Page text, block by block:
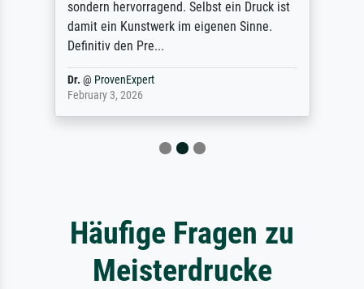
sondern hervorragend. Selbst ein Druck ist
damit ein Kunstwerk im eigenen Sinne.
Definitiv den Pre...
Dr. @ ProvenExpert
February 3, 2026
Häufige Fragen zu
Meisterdrucke